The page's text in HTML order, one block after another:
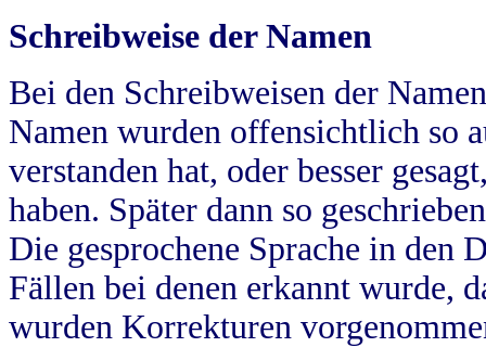
Schreibweise der Namen
Bei den Schreibweisen der
Namen wurden offensichtlich so
verstanden hat, oder besser
haben. Später dann so
Die gesprochene Sprache in
Fällen bei denen erkannt wurde,
wurden Korrekturen